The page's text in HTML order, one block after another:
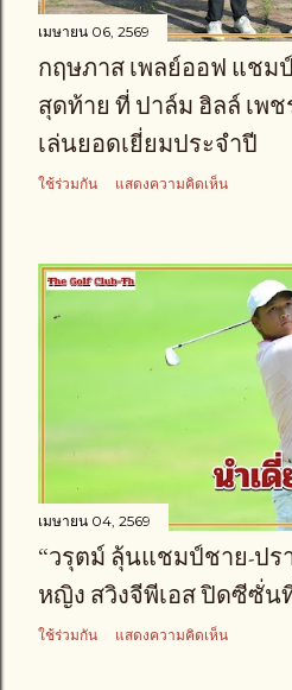
เมษายน 06, 2569
กฤษภาส เพลย์ออฟ แชม
สุดท้าย ที่ ปาล์ม ฮิลล์ เพช
เล่นยอดเยี่ยมประจำปี
ใช้ร่วมกัน แสดงความคิดเห็น
เมษายน 04, 2569
“วรุตม์ ลุ้นแชมป์ชาย-ปร
หญิง สวิงจีพีเอส ปิดซีซั่น
ใช้ร่วมกัน แสดงความคิดเห็น